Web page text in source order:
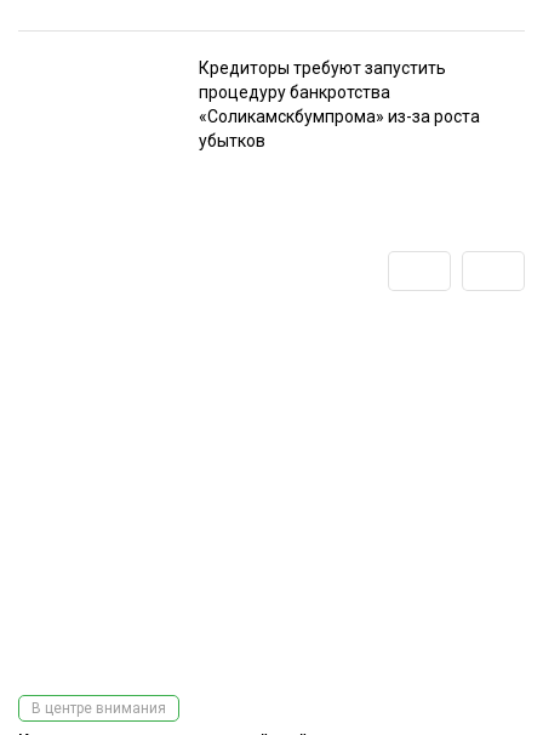
Кредиторы требуют запустить
процедуру банкротства
«Соликамскбумпрома» из-за роста
убытков
В центре внимания